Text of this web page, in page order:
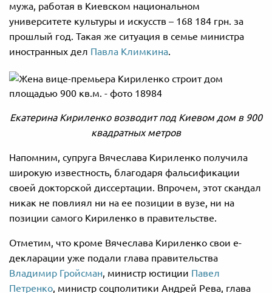
мужа, работая в Киевском национальном
университете культуры и искусств – 168 184 грн. за
прошлый год. Такая же ситуация в семье министра
иностранных дел Павла Климкина.
Екатерина Кириленко возводит под Киевом дом в 900
квадратных метров
Напомним, супруга Вячеслава Кириленко получила
широкую известность, благодаря фальсификации
своей докторской диссертации. Впрочем, этот скандал
никак не повлиял ни на ее позиции в вузе, ни на
позиции самого Кириленко в правительстве.
Отметим, что кроме Вячеслава Кириленко свои е-
декларации уже подали глава правительства
Владимир Гройсман, министр юстиции Павел
Петренко, министр соцполитики Андрей Рева, глава